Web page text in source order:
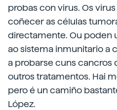
probas con virus. Os
coñecer as células
directamente. Ou poden
ao sistema inmunitario a
a probarse cuns cancros
outros tratamentos. Hai
pero é un camiño
López.